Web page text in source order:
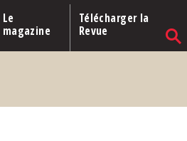
Le
magazine
Télécharger la
Revue